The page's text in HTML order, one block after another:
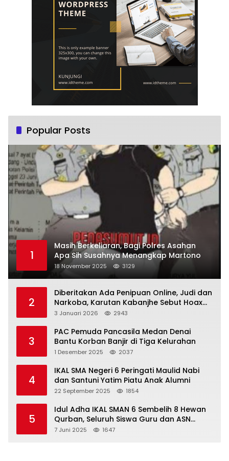
Popular Posts
1
Masih Berkeliaran, Bagi Polres Asahan
Apa Sih Susahnya Menangkap Martono
18 November 2025 3129
2
Diberitakan Ada Penipuan Online, Judi dan
Narkoba, Karutan Kabanjhe Sebut Hoax
dan Berita Tak Beryanggungjawab
3 Januari 2026 2943
3
PAC Pemuda Pancasila Medan Denai
Bantu Korban Banjir di Tiga Kelurahan
1 Desember 2025 2037
4
IKAL SMA Negeri 6 Peringati Maulid Nabi
dan Santuni Yatim Piatu Anak Alumni
22 September 2025 1854
5
Idul Adha IKAL SMAN 6 Sembelih 8 Hewan
Qurban, Seluruh Siswa Guru dan ASN
Dapat Daging
7 Juni 2025 1647